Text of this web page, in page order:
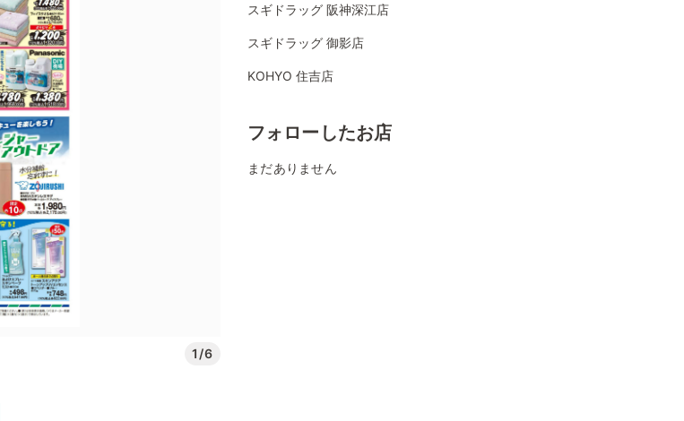
1/6
スギドラッグ 阪神深江店
スギドラッグ 御影店
KOHYO 住吉店
フォローしたお店
まだありません